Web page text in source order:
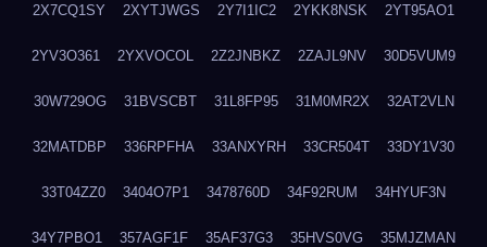
2X7CQ1SY 2XYTJWGS 2Y7I1IC2 2YKK8NSK 2YT95AO1
2YV3O361 2YXVOCOL 2Z2JNBKZ 2ZAJL9NV 30D5VUM9
30W729OG 31BVSCBT 31L8FP95 31M0MR2X 32AT2VLN
32MATDBP 336RPFHA 33ANXYRH 33CR504T 33DY1V30
33T04ZZ0 3404O7P1 3478760D 34F92RUM 34HYUF3N
34Y7PBO1 357AGF1F 35AF37G3 35HVS0VG 35MJZMAN